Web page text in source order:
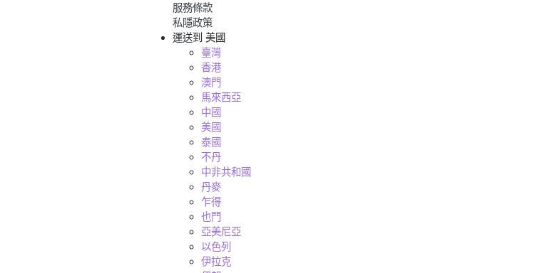
服務條款
私隱政策
運送到 美國
臺灣
香港
澳門
馬來西亞
中國
美國
泰國
不丹
中非共和國
丹麥
乍得
也門
亞美尼亞
以色列
伊拉克